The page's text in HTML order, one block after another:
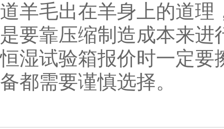
道羊毛出在羊身上的道理
是要靠压缩制造成本来
恒湿试验箱报价时一定要
备都需要谨慎选择。